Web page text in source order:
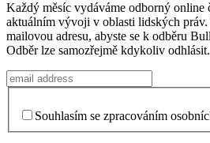
Každý měsíc vydáváme odborný online
aktuálním vývoji v oblasti lidských
mailovou adresu, abyste se k odběru
Odběr lze samozřejmě kdykoliv odhlásit.
Souhlasím se zpracováním